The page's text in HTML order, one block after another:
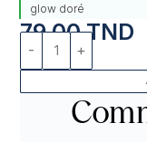
glow doré
79.00TND